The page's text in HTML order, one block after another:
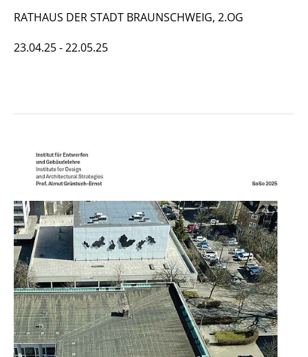
RATHAUS DER STADT BRAUNSCHWEIG, 2.OG
23.04.25 - 22.05.25